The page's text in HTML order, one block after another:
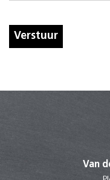
Verstuur
Van